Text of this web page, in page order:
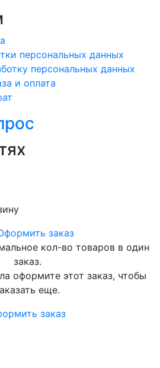
персональных данных
персональных данных
и оплата
заказ
кол-во товаров в один
заказ.
оформите этот заказ, чтобы
еще.
заказ